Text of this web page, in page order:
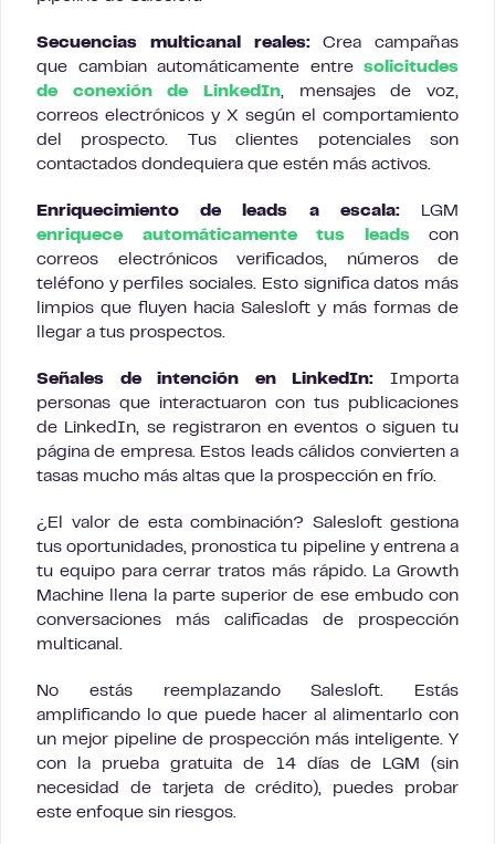
Secuencias multicanal reales:Crea campañas
que cambian automáticamente entre solicitudes
de conexión de LinkedIn, mensajes de voz,
correos electrónicos y X según el comportamiento
del prospecto. Tus clientes potenciales son
contactados dondequiera que estén más activos.
Enriquecimiento de leads a escala:LGM
enriquece automáticamente tus leadscon
correos electrónicos verificados, números de
teléfono y perfiles sociales. Esto significa datos más
limpios que fluyen hacia Salesloft y más formas de
llegar a tus prospectos.
Señales de intención en LinkedIn: Importa
personas que interactuaron con tus publicaciones
de LinkedIn, se registraron en eventos o siguen tu
página de empresa. Estos leads cálidos convierten a
tasas mucho más altas que la prospección en frío.
¿El valor de esta combinación? Salesloft gestiona
tus oportunidades, pronostica tu pipeline y entrena a
tu equipo para cerrar tratos más rápido. La Growth
Machine llena la parte superior de ese embudo con
conversaciones más calificadas de prospección
multicanal.
No estás reemplazando Salesloft. Estás
amplificando lo que puede hacer al alimentarlo con
un mejor pipeline de prospección más inteligente. Y
con la prueba gratuita de 14 días de LGM (sin
necesidad de tarjeta de crédito), puedes probar
este enfoque sin riesgos.